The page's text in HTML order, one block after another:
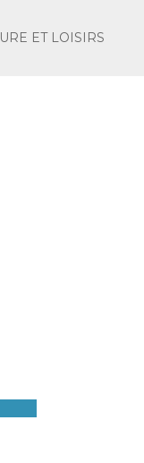
ET LOISIRS